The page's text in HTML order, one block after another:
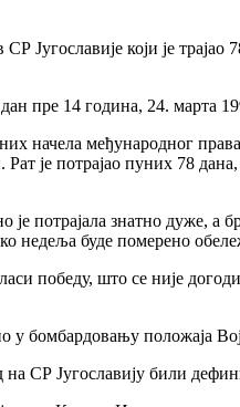
који је
пре 14 година, 24. марта
начела међународног
је потрајао пуних 78
знатно дуже, а
недеља буде померено
победу, што се није
у бомбардовању положаја
СР Југославију били